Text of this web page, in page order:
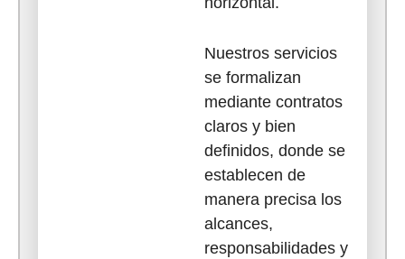
Nuestros servicios
se formalizan
mediante contratos
claros y bien
definidos, donde se
establecen de
manera precisa los
alcances,
responsabilidades y